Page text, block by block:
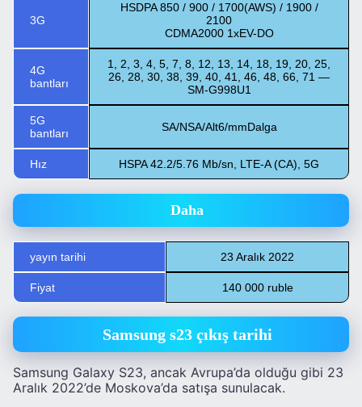
3G
HSDPA 850 / 900 / 1700(AWS) / 1900 /
2100
CDMA2000 1xEV-DO
4G
bantları
1, 2, 3, 4, 5, 7, 8, 12, 13, 14, 18, 19, 20, 25,
26, 28, 30, 38, 39, 40, 41, 46, 48, 66, 71 —
SM-G998U1
5G
bantları
SA/NSA/Alt6/mmDalga
Hız HSPA 42.2/5.76 Mb/sn, LTE-A (CA), 5G
Daha
yayın tarihi 23 Aralık 2022
Fiyat 140 000 ruble
Samsung s23 çıkış tarihi
Samsung Galaxy S23, ancak Avrupa’da olduğu gibi 23
Aralık 2022’de Moskova’da satışa sunulacak.